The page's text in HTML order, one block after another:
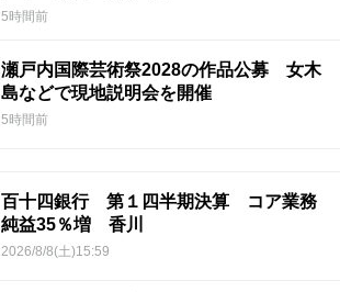
5時間前
瀬戸内国際芸術祭2028の作品公募 女木
島などで現地説明会を開催
5時間前
百十四銀行 第１四半期決算 コア業務
純益35％増 香川
2026/8/8(土)15:59